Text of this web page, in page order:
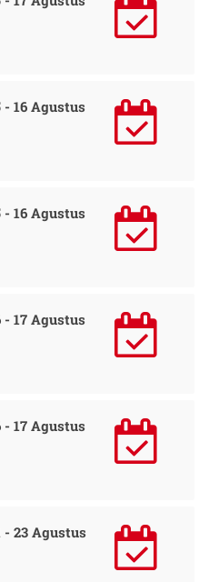
- 16 Agustus
- 16 Agustus
- 17 Agustus
- 17 Agustus
- 23 Agustus